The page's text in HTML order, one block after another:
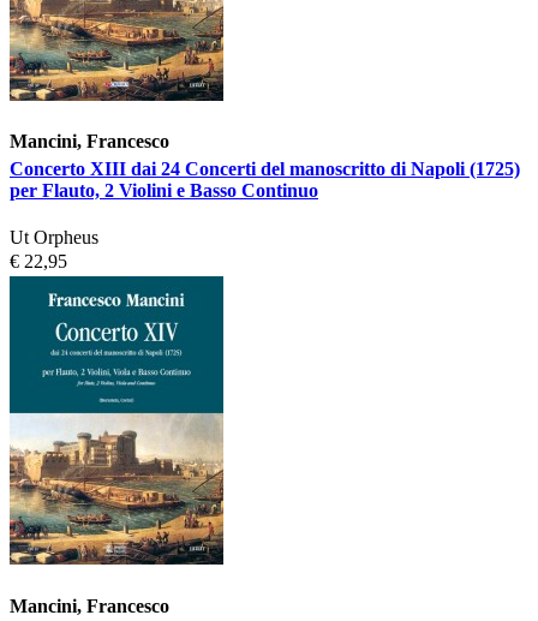
Mancini, Francesco
Concerto XIII dai 24 Concerti del manoscritto di Napoli (1725)
per Flauto, 2 Violini e Basso Continuo
Ut Orpheus
€ 22,95
Mancini, Francesco